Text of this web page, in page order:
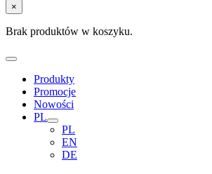
×
Brak produktów w koszyku.
Produkty
Promocje
Nowości
PL
PL
EN
DE